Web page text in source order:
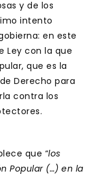
y de los
intento
en este
Ley con la que
que es la
Derecho para
contra los
que “los
Popular (…) en la